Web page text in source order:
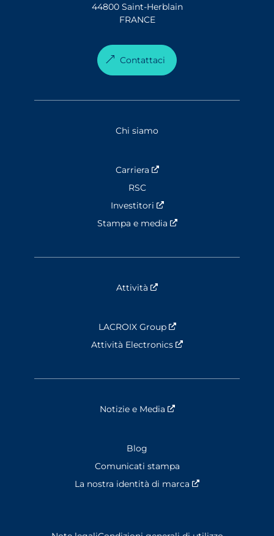
44800 Saint-Herblain
FRANCE
Contattaci
Chi siamo
Carriera
Nouvelle fenêtre
RSC
Investitori
Nouvelle fenêtre
Stampa e media
Nouvelle fenêtre
Attività
LACROIX Group
Nouvelle fenêtre
Attività Electronics
Notizie e Media Nouvelle fenêtre
Blog
Comunicati stampa
La nostra identità di marca